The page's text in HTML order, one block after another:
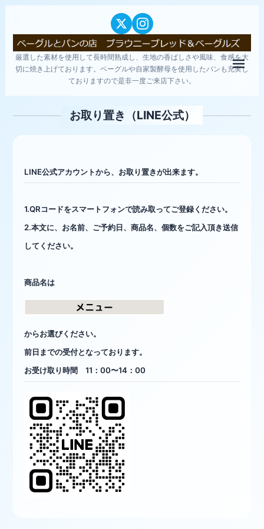
厳選した素材を使用して長時間熟成し、生地の香ばしさや風味、食感を大
切に焼き上げております。ベーグルや自家製酵母を使用したパンも充実し
ておりますので是非一度ご来店下さい。
メ
お取り置き（LINE公式）
LINE公式アカウントから、お取り置きが出来ます。
1.QRコードをスマートフォンで読み取ってご登録ください。
2.本文に、お名前、ご予約日、商品名、個数をご記入頂き送信
してください。
商品名は
からお選びください。
前日までの受付となっております。
お受け取り時間 11：00〜14：00